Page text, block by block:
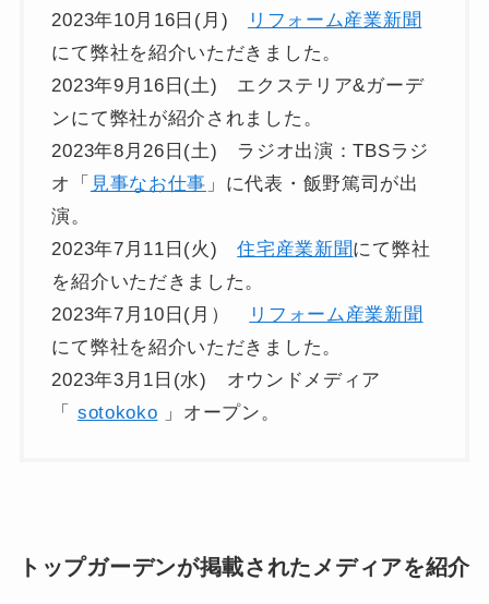
2023年10月16日(月)
リフォーム産業新聞
にて弊社を紹介いただきました。
2023年9月16日(土) エクステリア&ガーデ
ンにて弊社が紹介されました。
2023年8月26日(土) ラジオ出演：TBSラジ
オ「 見事なお仕事 」に代表・飯野篤司が出
演。
2023年7月11日(火)住宅産業新聞にて弊社
を紹介いただきました。
2023年7月10日(月）
リフォーム産業新聞
にて弊社を紹介いただきました。
2023年3月1日(水) オウンドメディア
「 sotokoko 」オープン。
トップガーデンが掲載されたメディアを紹介